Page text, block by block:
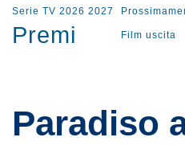
Serie TV 2026 2027
Premi Film uscita
Paradiso